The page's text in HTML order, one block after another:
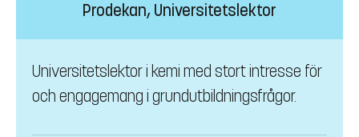
Prodekan, Universitetslektor
Universitetslektor i kemi med stort intresse för
och engagemang i grundutbildningsfrågor.